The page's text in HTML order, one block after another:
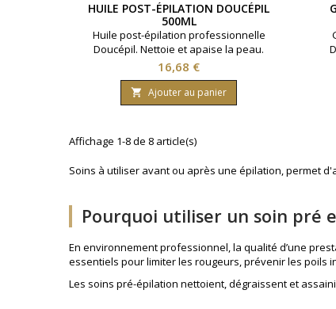
HUILE POST-ÉPILATION DOUCÉPIL
500ML
Huile post-épilation professionnelle
Doucépil. Nettoie et apaise la peau.
Contenance 500ml.
Prix
16,68 €
 Ajouter au panier
Affichage 1-8 de 8 article(s)
Soins à utiliser avant ou après une épilation, permet
Pourquoi utiliser un soin pré
En environnement professionnel, la qualité d’une
essentiels pour limiter les rougeurs, prévenir les poils
Les soins pré-épilation nettoient, dégraissent et